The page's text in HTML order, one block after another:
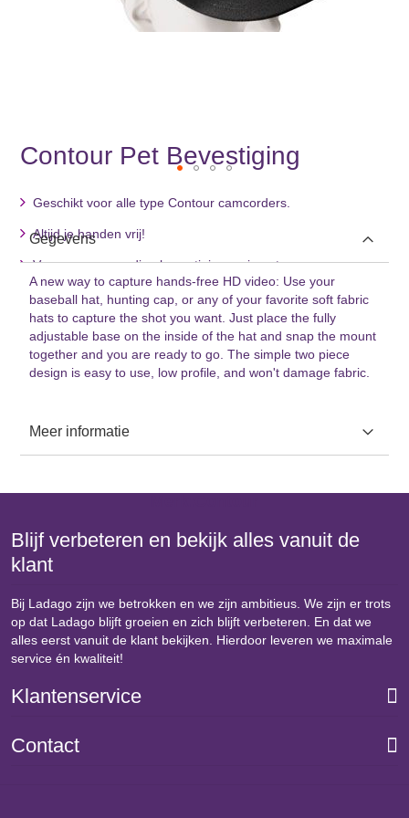
naar
het
begin
van
de
afbeeldingen-
gallerij
Contour Pet Bevestiging
Geschikt voor alle type Contour camcorders.
Altijd je handen vrij!
Voor een eenvoudige bevestiging op je pet.
Gegevens
A new way to capture hands-free HD video: Use your
baseball hat, hunting cap, or any of your favorite soft fabric
hats to capture the shot you want. Just place the fully
adjustable base on the inside of the hat and snap the mount
together and you are ready to go. The simple two piece
design is easy to use, low profile, and won't damage fabric.
Meer informatie
Blijf verbeteren en bekijk alles vanuit de
klant
Bij Ladago zijn we betrokken en we zijn ambitieus. We zijn er trots
op dat Ladago blijft groeien en zich blijft verbeteren. En dat we
alles eerst vanuit de klant bekijken. Hierdoor leveren we maximale
service én kwaliteit!
Klantenservice
Contact